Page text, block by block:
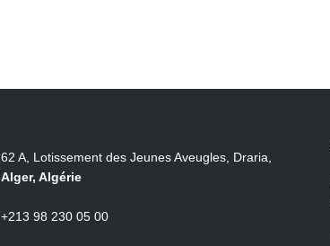
62 A, Lotissement des Jeunes Aveugles, Draria,
Alger, Algérie
+213 98 230 05 00